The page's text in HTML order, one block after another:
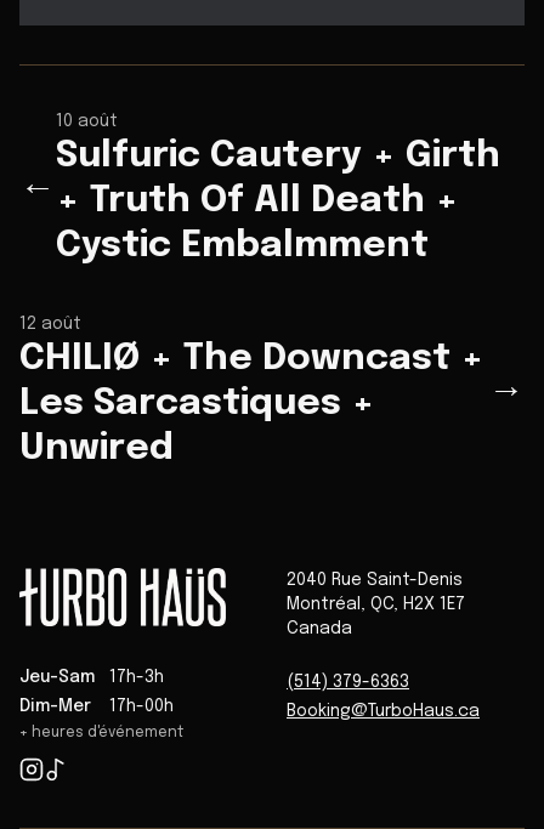
←
10 août
Sulfuric Cautery + Girth
+ Truth Of All Death +
Cystic Embalmment
12 août
CHILIØ + The Downcast +
Les Sarcastiques +
Unwired
→
Jeu-Sam
17h-3h
Dim-Mer
17h-00h
+ heures d'événement
2040 Rue Saint-Denis
Montréal , QC, H2X 1E7
Canada
(514) 379-6363
Booking@TurboHaus.ca